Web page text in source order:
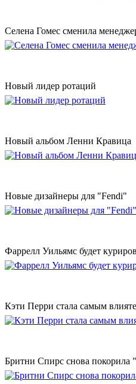
Селена Гомес сменила
Новый лидер ротаций
Новый альбом Ленни Кравица
Новые дизайнеры для "Fendi"
Фаррелл Уильямс будет
Кэти Перри стала самым
Бритни Спирс снова покорила